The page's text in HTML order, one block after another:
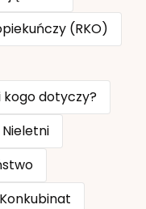
(RKO)
kogo dotyczy?
Nieletni
Konkubinat